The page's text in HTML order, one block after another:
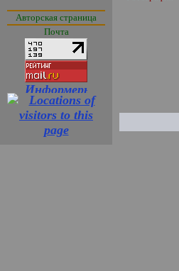
Авторская страница
Почта